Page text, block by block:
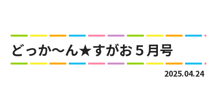
どっか～ん★すがお５月号
2025.04.24